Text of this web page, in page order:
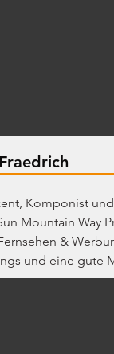
Komponist
Mountain Way
&
und eine gute